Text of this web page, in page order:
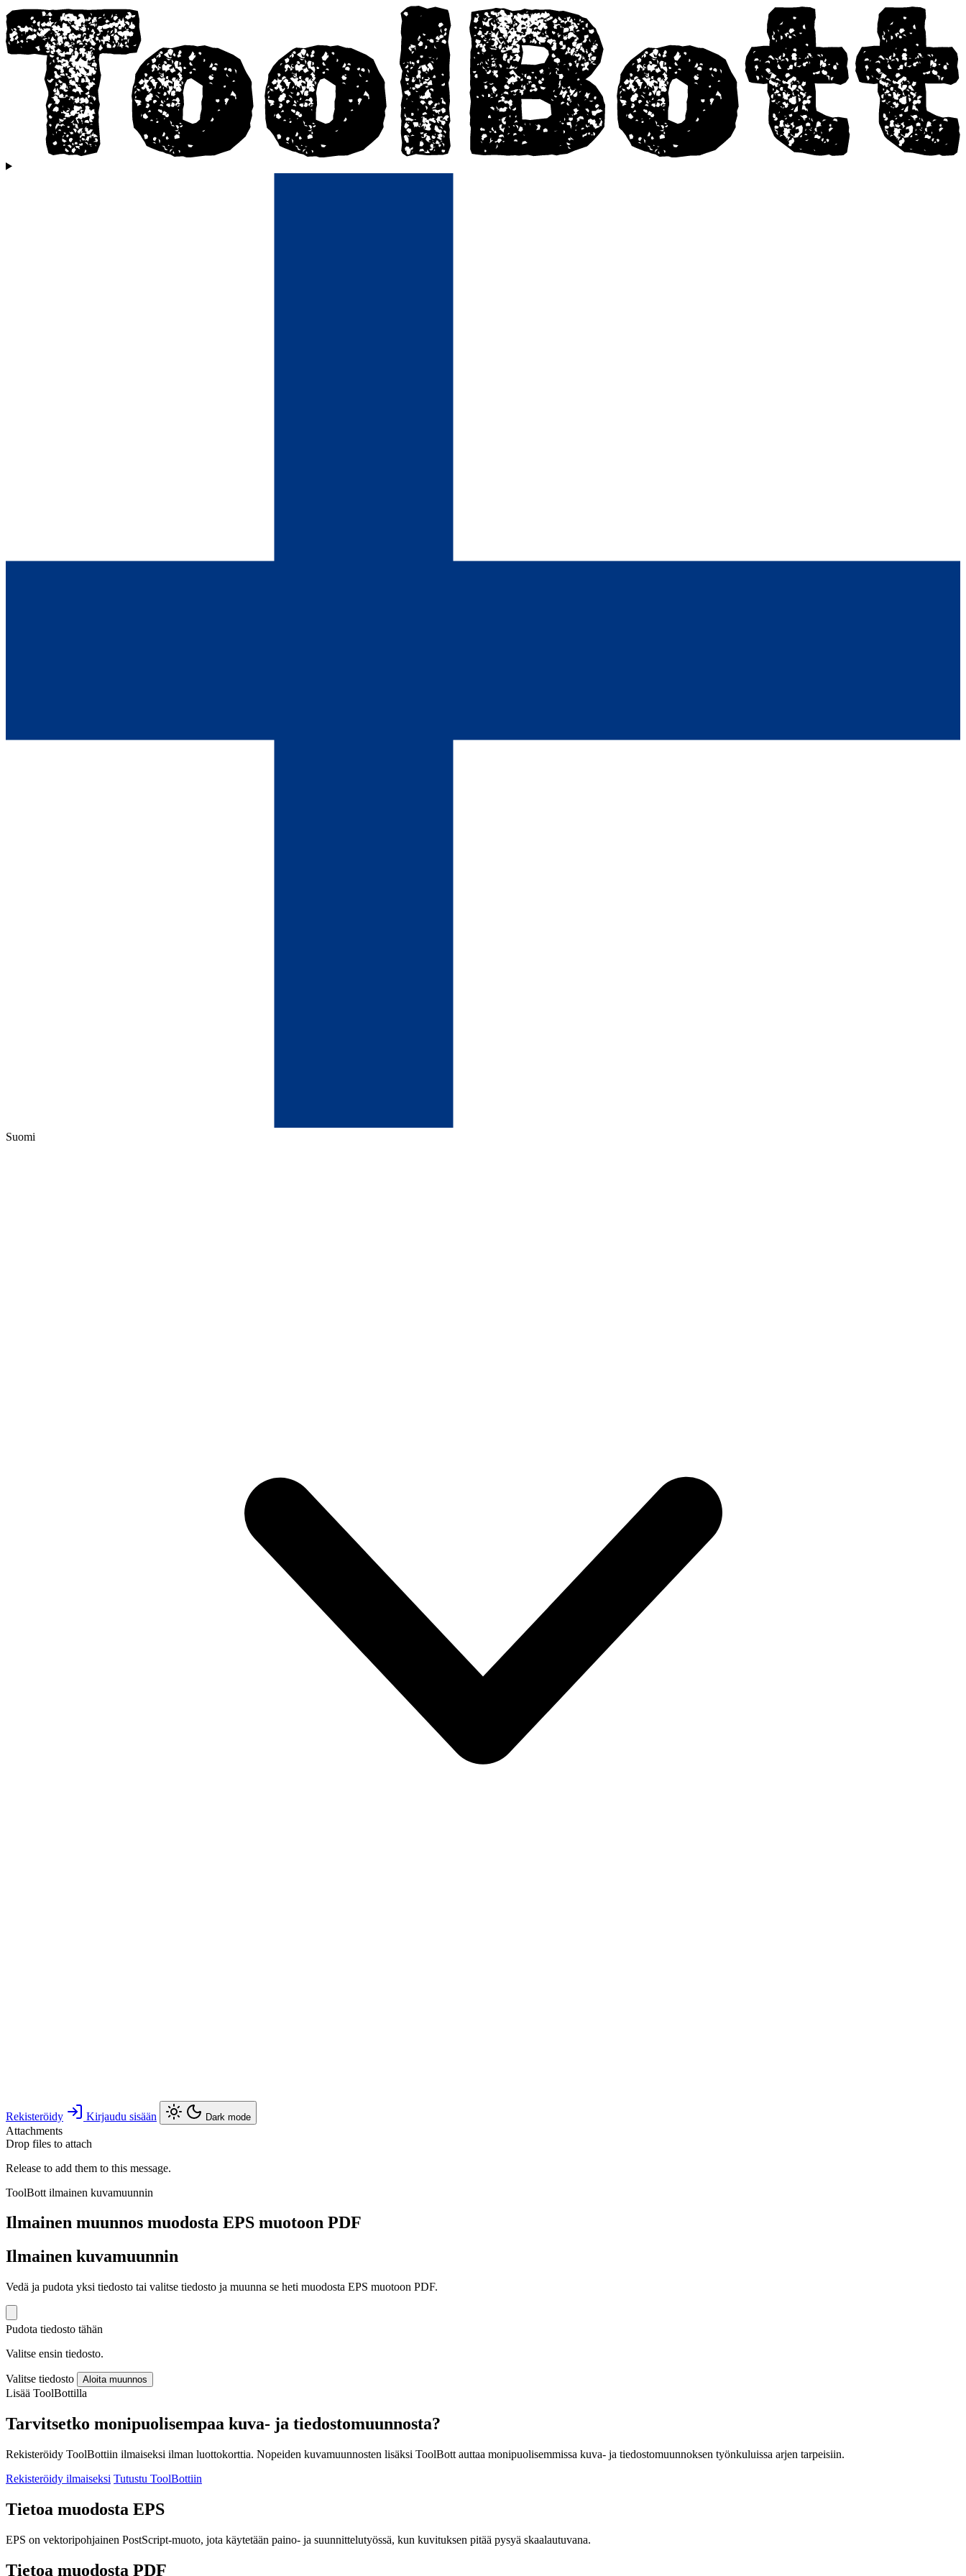
Suomi
Rekisteröidy Kirjaudu sisään Dark mode
Attachments
Drop files to attach
Release to add them to this message.
ToolBott ilmainen kuvamuunnin
Ilmainen muunnos muodosta EPS muotoon PDF
Ilmainen kuvamuunnin
Vedä ja pudota yksi tiedosto tai valitse tiedosto ja muunna se heti muodosta EPS muotoon PDF.
Pudota tiedosto tähän
Valitse ensin tiedosto.
Valitse tiedosto Aloita muunnos
Lisää ToolBottilla
Tarvitsetko monipuolisempaa kuva- ja tiedostomuunnosta?
Rekisteröidy ToolBottiin ilmaiseksi ilman luottokorttia. Nopeiden kuvamuunnosten lisäksi ToolBott auttaa monipuolisemmissa kuva- ja tiedostomuunnoksen työnkuluissa arjen tarpeisiin.
Rekisteröidy ilmaiseksi Tutustu ToolBottiin
Tietoa muodosta EPS
EPS on vektoripohjainen PostScript-muoto, jota käytetään paino- ja suunnittelutyössä, kun kuvituksen pitää pysyä skaalautuvana.
Tietoa muodosta PDF